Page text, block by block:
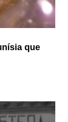
que